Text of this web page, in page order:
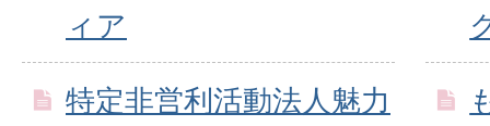
ィア
特定非営利活動法人魅力